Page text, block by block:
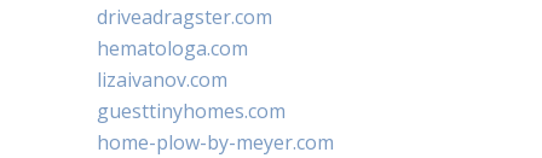
driveadragster.com
hematologa.com
lizaivanov.com
guesttinyhomes.com
home-plow-by-meyer.com